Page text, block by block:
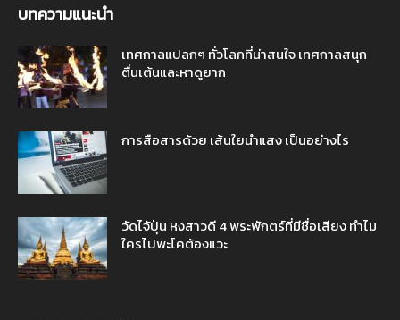
บทความแนะนำ
เทศกาลแปลกๆ ทั่วโลกที่น่าสนใจ เทศกาลสนุก
ตื่นเต้นและหาดูยาก
การสือสารด้วย เส้นใยนำแสง เป็นอย่างไร
วัดไจ้ปุ่น หงสาวดี 4 พระพักตร์ที่มีชื่อเสียง ทำไม
ใครไปพะโคต้องแวะ